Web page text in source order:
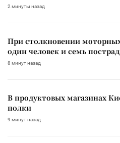
2 минуты назад
При столкновении
один человек и семь
8 минут назад
В продуктовых магазинах
полки
9 минут назад